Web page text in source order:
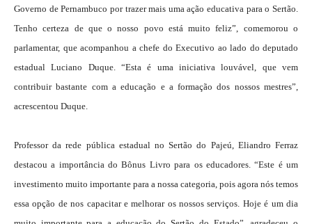
Governo de Pernambuco por trazer mais uma ação educativa para o Sertão.
Tenho certeza de que o nosso povo está muito feliz”, comemorou o
parlamentar, que acompanhou a chefe do Executivo ao lado do deputado
estadual Luciano Duque. “Esta é uma iniciativa louvável, que vem
contribuir bastante com a educação e a formação dos nossos mestres”,
acrescentou Duque.
Professor da rede pública estadual no Sertão do Pajeú, Eliandro Ferraz
destacou a importância do Bônus Livro para os educadores. “Este é um
investimento muito importante para a nossa categoria, pois agora nós temos
essa opção de nos capacitar e melhorar os nossos serviços. Hoje é um dia